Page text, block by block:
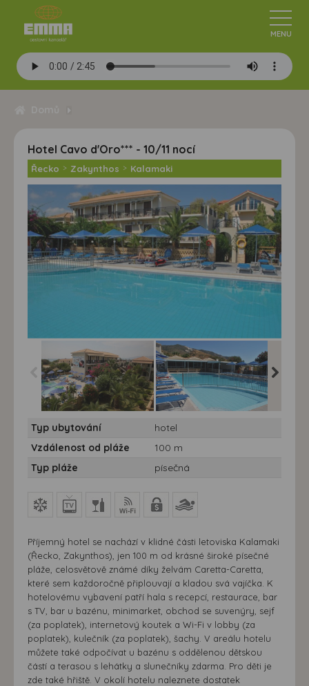
Hotel Cavo d'Oro*** - 10/11 nocí
Řecko > Zakynthos > Kalamaki
10/11 nocí - Zakynthos,
Kalamaki - Hotel Cavo D
´Oro
10/11 nocí - Zakynthos,
Kalamaki - Hotel Cavo D
´Oro - bazén
Typ ubytování
hotel
Vzdálenost od pláže
100 m
Typ pláže
písečná
Příjemný hotel se nachází v klidné části letoviska Kalamaki
(Řecko, Zakynthos), jen 100 m od krásné široké písečné
pláže, celosvětově známé díky želvám Caretta-Caretta,
které sem každoročně připlouvají a kladou svá vajíčka. K
hotelovému vybavení patří hala s recepcí, restaurace, bar
s TV, bar u bazénu, minimarket, obchod se suvenýry, sejf
(za poplatek), internetový koutek a Wi-Fi v lobby (za
poplatek), kulečník (za poplatek), šachy. V areálu hotelu
můžete také odpočívat u bazénu s oddělenou dětskou
částí a terasou s lehátky a slunečníky zdarma. Pro děti je
zde také hřiště. V okolí hotelu naleznete dostatek